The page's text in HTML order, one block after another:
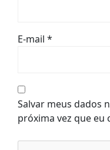
E-mail *
Salvar meus dados
próxima vez que eu